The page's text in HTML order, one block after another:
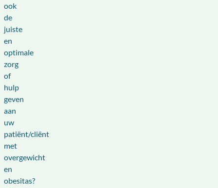
ook
de
juiste
en
optimale
zorg
of
hulp
geven
aan
uw
patiënt/cliënt
met
overgewicht
en
obesitas?